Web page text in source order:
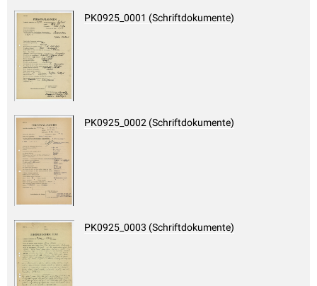
PK0925_0001 (Schriftdokumente)
PK0925_0002 (Schriftdokumente)
PK0925_0003 (Schriftdokumente)